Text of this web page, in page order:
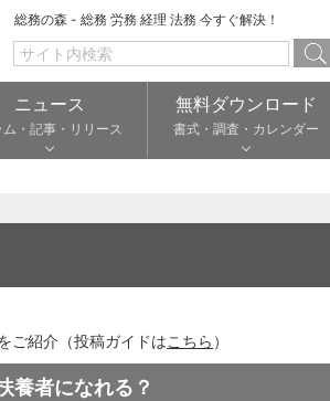
総務の森 - 総務 労務 経理 法務 今すぐ解決！
ニュース
ム・記事・リリース
無料ダウンロード
書式・調査・カレンダー
ご紹介（投稿ガイドはこちら ）
養者になれる？